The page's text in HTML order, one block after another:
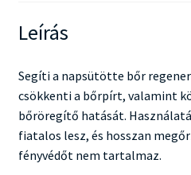
Leírás
Segíti a napsütötte bőr
csökkenti a bőrpírt, valamint
bőröregítő hatását.
fiatalos lesz, és hosszan
fényvédőt nem tartalmaz.